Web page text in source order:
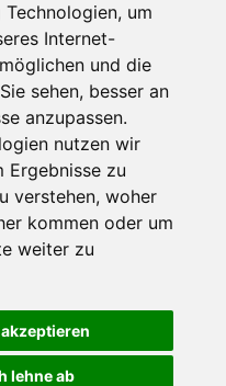
um
Internet-
und die
sehen, besser an
anzupassen.
nutzen wir
Ergebnisse zu
verstehen, woher
kommen oder um
weiter zu
lehne ab
2026